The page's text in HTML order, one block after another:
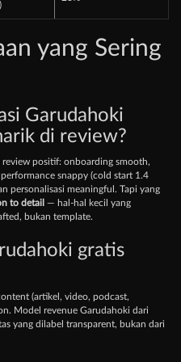
yang Sering
Garudahoki
di review?
positif: onboarding smooth,
snappy (cold start 1.4
personalisasi meaningful. Tapi yang
to detail — hal-hal kecil yang
bukan template.
gratis
(artikel, video, podcast,
Model revenue Garudahoki dari
yang dilabel transparent, bukan dari